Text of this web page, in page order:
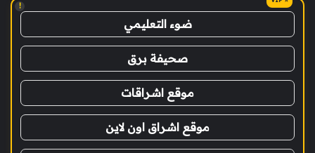
!
ضوء التعليمي
صحيفة برق
موقع اشراقات
موقع اشراق اون لاين